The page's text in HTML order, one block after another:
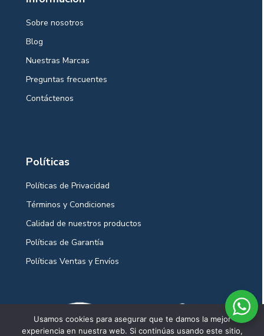
Sobre nosotros
Blog
Nuestras Marcas
Preguntas frecuentes
Contáctenos
Políticas
Políticas de Privacidad
Términos y Condiciones
Calidad de nuestros productos
Políticas de Garantía
Políticas Ventas y Envíos
Usamos cookies para asegurar que te damos la mejor
experiencia en nuestra web. Si continúas usando este sitio,